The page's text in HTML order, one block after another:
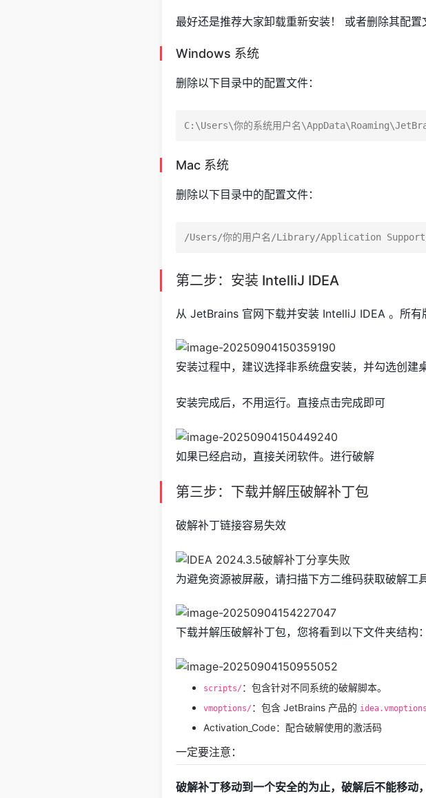
最好还是推荐大家卸载重新安装！ 或者删除其配置
Windows 系统
删除以下目录中的配置文件：
Mac 系统
删除以下目录中的配置文件：
第二步：安装 IntelliJ IDEA
从 JetBrains 官网下载并安装 IntelliJ IDEA 。所有
安装过程中，建议选择非系统盘安装，并勾选创建
安装完成后，不用运行。直接点击完成即可
如果已经启动，直接关闭软件。进行破解
第三步：下载并解压破解补丁包
破解补丁链接容易失效
为避免资源被屏蔽，请扫描下方二维码获取破解工具
下载并解压破解补丁包，您将看到以下文件夹结构：
scripts/ ：包含针对不同系统的破解脚本。
vmoptions/ ：包含 JetBrains 产品的 idea.vmoptions
Activation_Code：配合破解使用的激活码
一定要注意：
破解补丁移动到一个安全的为止，破解后不能移动